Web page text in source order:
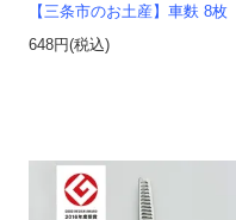
【三条市のお土産】車麩 8枚
648円(税込)